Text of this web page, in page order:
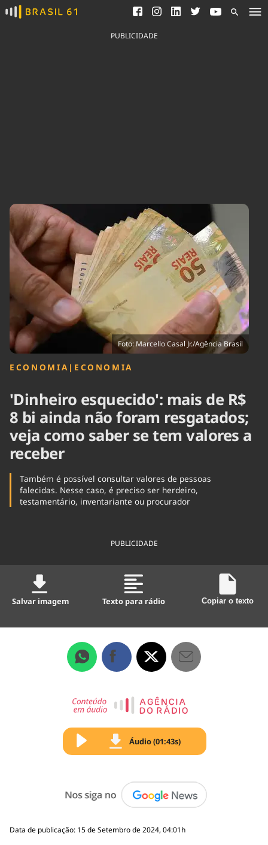
Ver todas as notícias
Saneamento
Indicadores
Agronegócios
Brasil
Brasil Mineral
Ciência &
Tecnologia
Cinema
Comportamento
Cultura
Economia
Educação
Infraestrutura
Internacional
Meio Ambiente
Podcast
Política
Saúde
Tempo
PUBLICIDADE
Foto: Marcello Casal Jr./Agência Brasil
ECONOMIA | ECONOMIA
'Dinheiro esquecido': mais de R$
8 bi ainda não foram resgatados;
veja como saber se tem valores a
receber
Também é possível consultar valores de pessoas
falecidas. Nesse caso, é preciso ser herdeiro,
testamentário, inventariante ou procurador
PUBLICIDADE
Salvar imagem Texto para rádio Copiar o texto
Áudio (01:43s)
Data de publicação: 15 de Setembro de 2024, 04:01h